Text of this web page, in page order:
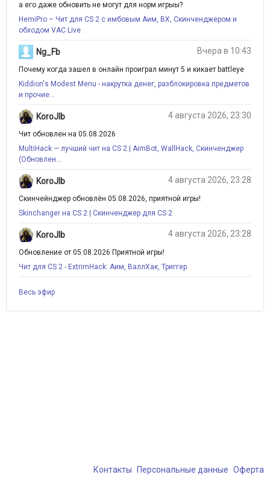
а его даже обновить не могут для норм игрыы?
HemiPro – Чит для CS 2 с имбовым Аим, ВХ, Скинченджером и
обходом VAC Live
Ng_Fb Вчера в 10:43
Почему когда зашел в онлайн проиграл минут 5 и кикает battleye
Kiddion's Modest Menu - накрутка денег, разблокировка предметов
и прочие...
KoroJIb 4 августа 2026, 23:30
Чит обновлен на 05.08.2026
MultiHack — лучший чит на CS 2 | AimBot, WallHack, Скинченджер
(Обновлен...
KoroJIb 4 августа 2026, 23:28
Скинчейнджер обновлён 05.08.2026, приятной игры!
Skinchanger на CS 2 | Скинченджер для CS 2
KoroJIb 4 августа 2026, 23:28
Обновление от 05.08.2026 Приятной игры!
Чит для CS 2 - ExtrimHack: Аим, ВаллХак, Триггер
Весь эфир
Контакты Персональные данные Оферта